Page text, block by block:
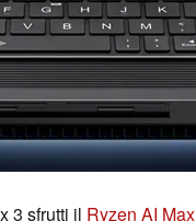
3 sfrutti il Ryzen AI